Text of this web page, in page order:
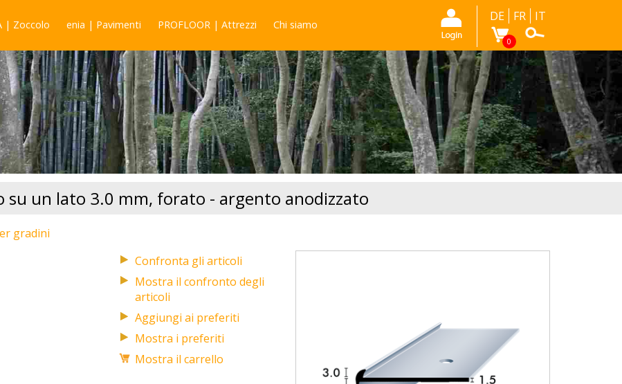
| Zoccolo enia | Pavimenti PROFLOOR | Attrezzi Chi siamo
DE FR IT
0
su un lato 3.0 mm, forato - argento anodizzato
gradini
Mostra il confronto degli
articoli
Mostra i preferiti
Mostra il carrello